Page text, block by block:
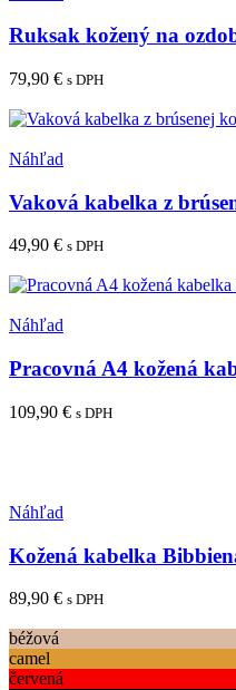
Ruksak kožený na
79,90 € s DPH
Náhľad
Vaková kabelka z
49,90 € s DPH
Náhľad
Pracovná A4 kožená
109,90 € s DPH
Náhľad
Kožená kabelka
89,90 € s DPH
béžová
camel
červená